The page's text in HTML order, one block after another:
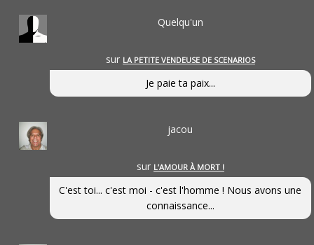
Quelqu'un
sur LA PETITE VENDEUSE DE SCENARIOS
Je paie ta paix...
jacou
sur L’AMOUR À MORT !
C'est toi... c'est moi - c'est l'homme ! Nous avons une
connaissance...